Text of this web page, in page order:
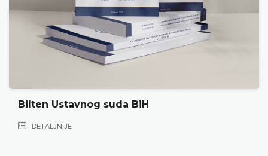
Bilten Ustavnog suda BiH
DETALJNIJE